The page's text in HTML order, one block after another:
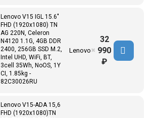
Lenovo V15 IGL 15.6"
FHD (1920x1080) TN
AG 220N, Celeron
N4120 1.1G, 4GB DDR
2400, 256GB SSD M.2,
Intel UHD, WiFi, BT,
3cell 35Wh, NoOS, 1Y
CI, 1.85kg -
82C30026RU
Lenovo ✖
32
990
₽
Lenovo V15-ADA 15,6
FHD (1920x1080)TN